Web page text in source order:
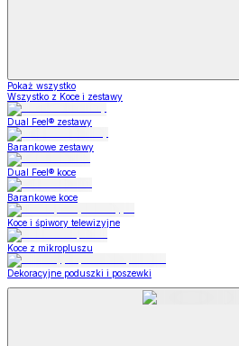
Pokaż wszystko
Wszystko z Koce i zestawy
Dual Feel® zestawy
Barankowe zestawy
Dual Feel® koce
Barankowe koce
Koce i śpiwory telewizyjne
Koce z mikropluszu
Dekoracyjne poduszki i poszewki